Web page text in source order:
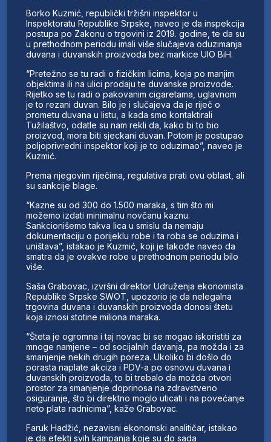
Borko Kuzmić, republički tržišni inspektor u
Inspektoratu Republike Srpske, naveo je da inspekcija
postupa po Zakonu o trgovini iz 2019. godine, te da su
u prethodnom periodu imali više slučajeva oduzimanja
duvana i duvanskih proizvoda bez markice UIO BiH.
“Pretežno se tu radi o fizičkim licima, koja po manjim
objektima ili na ulici prodaju te duvanske proizvode.
Rijetko se tu radi o pakovanim cigaretama, uglavnom
je to rezani duvan. Bilo je i slučajeva da je riječ o
prometu duvana u listu, a kada smo kontaktirali
Tužilaštvo, odatle su nam rekli da, kako bi to bio
proizvod, mora biti sjeckani duvan. Potom je postupao
poljoprivredni inspektor koji je to oduzimao”, naveo je
Kuzmić.
Prema njegovim riječima, regulativa prati ovu oblast, ali
su sankcije blage.
“Kazne su od 300 do 1.500 maraka, s tim što mi
možemo izdati minimalnu novčanu kaznu.
Sankcionišemo takva lica u smislu da nemaju
dokumentaciju o porijeklu robe i ta roba se oduzima i
uništava”, istakao je Kuzmić, koji je takođe naveo da
smatra da je ovakve robe u prethodnom periodu bilo
više.
Saša Grabovac, izvršni direktor Udruženja ekonomista
Republike Srpske SWOT, upozorio je da nelegalna
trgovina duvana i duvanskih proizvoda donosi štetu
koja iznosi stotine miliona maraka.
“Šteta je ogromna i taj novac bi se mogao iskoristiti za
mnoge namjene – od socijalnih davanja, pa možda i za
smanjenje nekih drugih poreza. Ukoliko bi došlo do
porasta naplate akciza i PDV-a po osnovu duvana i
duvanskih proizvoda, to bi trebalo da možda otvori
prostor za smanjenje doprinosa na zdravstveno
osiguranje, što bi direktno moglo uticati i na povećanje
neto plata radnicima”, kaže Grabovac.
Faruk Hadžić, nezavisni ekonomski analitičar, istakao
je da efekti svih kampanja koje su do sada